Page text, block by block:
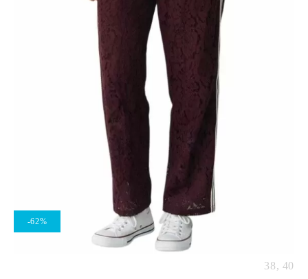
-62%
38, 40